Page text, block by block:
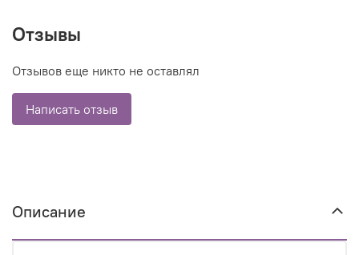
Отзывы
Отзывов еще никто не оставлял
Написать отзыв
Описание